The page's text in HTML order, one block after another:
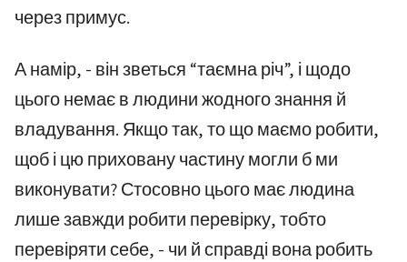
через примус.
А намір, - він зветься “таємна річ”, і щодо
цього немає в людини жодного знання й
владування. Якщо так, то що маємо робити,
щоб і цю приховану частину могли б ми
виконувати? Стосовно цього має людина
лише завжди робити перевірку, тобто
перевіряти себе, - чи й справді вона робить